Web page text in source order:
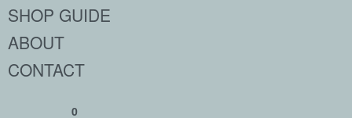
SHOP GUIDE
ABOUT
CONTACT
0